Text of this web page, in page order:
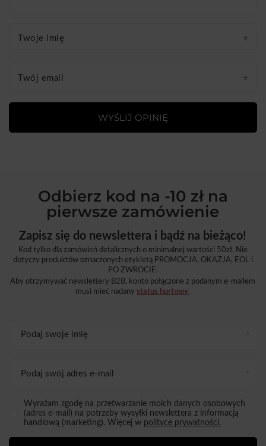
Twoje imię
Twój email
WYŚLIJ OPINIĘ
Odbierz kod na -10 zł na
pierwsze zamówienie
Zapisz się do newslettera i bądź na bieżąco!
Kod tylko dla zamówień detalicznych o minimalnej wartości 50zł. Nie
dotyczy produktów oznaczonych etykietą PROMOCJA, OKAZJA, EOL i
PO ZWROCIE.
Aby otrzymywać newslettery B2B, konto połączone z podanym e-mailem
musi mieć nadany status hurtowy.
Podaj swoje imię
Podaj swój adres e-mail
Wyrażam zgodę na przetwarzanie moich danych osobowych
(adres e-mail) na potrzeby wysyłki newslettera z informacją
handlową (marketing). Więcej w polityce prywatności.